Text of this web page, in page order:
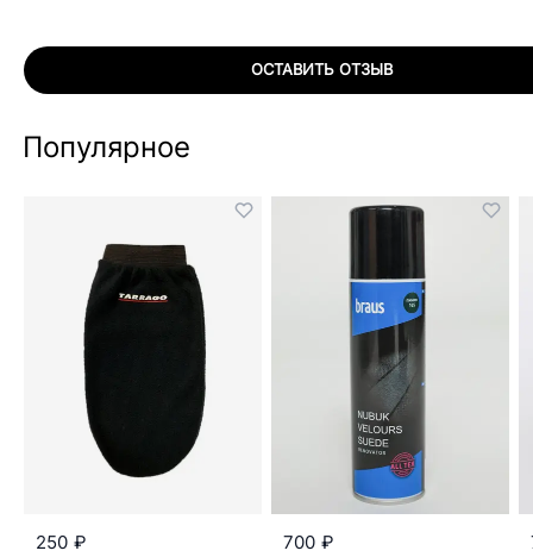
ОСТАВИТЬ ОТЗЫВ
Популярное
250 ₽ 700 ₽